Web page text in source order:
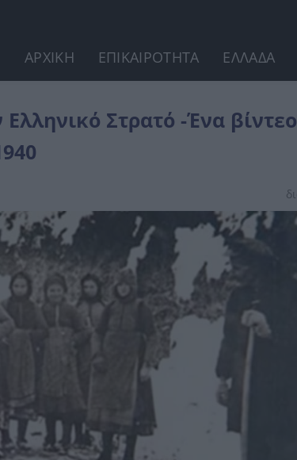
ΑΡΧΙΚΗ ΕΠΙΚΑΙΡΟΤΗΤΑ ΕΛΛΑΔΑ
Στρατό -Ένα βίντεο